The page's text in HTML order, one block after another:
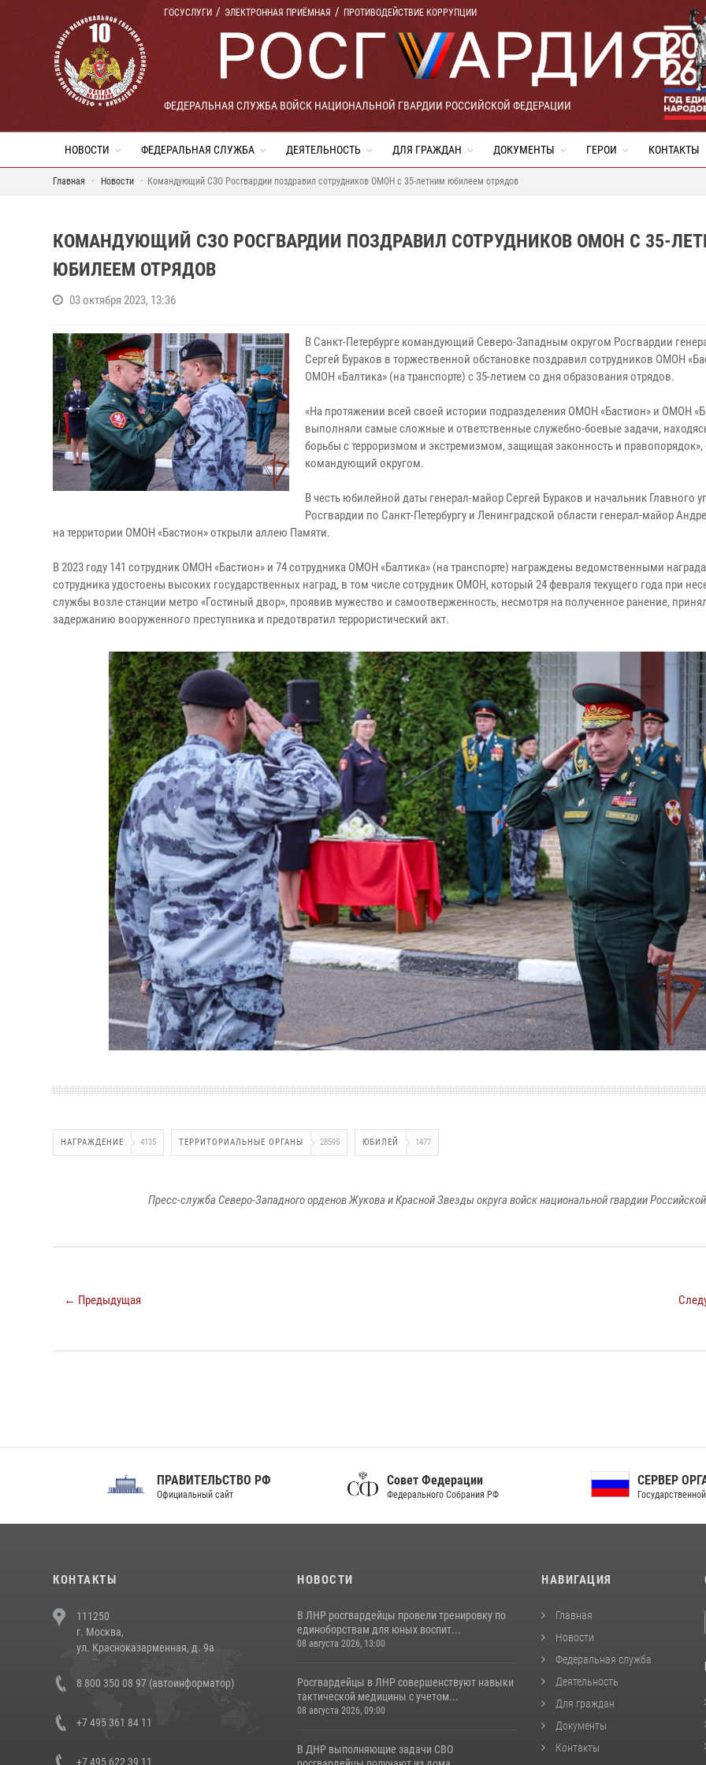
ГОСУСЛУГИ ЭЛЕКТРОННАЯ ПРИЁМНАЯ ПРОТИВОДЕЙСТВИЕ КОРРУПЦИИ
ФЕДЕРАЛЬНАЯ СЛУЖБА ВОЙСК НАЦИОНАЛЬНОЙ ГВАРДИИ РОССИЙСКОЙ ФЕДЕРАЦИИ
НОВОСТИ ФЕДЕРАЛЬНАЯ СЛУЖБА ДЕЯТЕЛЬНОСТЬ ДЛЯ ГРАЖДАН ДОКУМЕНТЫ ГЕРОИ КОНТАКТЫ
Главная Новости Командующий СЗО Росгвардии поздравил сотрудников ОМОН с 35-летним юбилеем отрядов
КОМАНДУЮЩИЙ СЗО РОСГВАРДИИ ПОЗДРАВИЛ СОТРУДНИКОВ ОМОН С 35-
ЮБИЛЕЕМ ОТРЯДОВ
03 октября 2023, 13:36
В Санкт-Петербурге командующий Северо-Западным округом Росгвардии
Сергей Бураков в торжественной обстановке поздравил сотрудников ОМОН
ОМОН «Балтика» (на транспорте) с 35-летием со дня образования отрядов.
«На протяжении всей своей истории подразделения ОМОН «Бастион» и ОМОН
выполняли самые сложные и ответственные служебно-боевые задачи,
борьбы с терроризмом и экстремизмом, защищая законность и правопорядок»,
командующий округом.
В честь юбилейной даты генерал-майор Сергей Бураков и начальник Главного
Росгвардии по Санкт-Петербургу и Ленинградской области генерал-майор
на территории ОМОН «Бастион» открыли аллею Памяти.
В 2023 году 141 сотрудник ОМОН «Бастион» и 74 сотрудника ОМОН «Балтика» (на транспорте) награждены ведомственными
сотрудника удостоены высоких государственных наград, в том числе сотрудник ОМОН, который 24 февраля текущего года при
службы возле станции метро «Гостиный двор», проявив мужество и самоотверженность, несмотря на полученное ранение,
задержанию вооруженного преступника и предотвратил террористический акт.
НАГРАЖДЕНИЕ 4135 ТЕРРИТОРИАЛЬНЫЕ ОРГАНЫ 28595 ЮБИЛЕЙ 1477
Пресс-служба Северо-Западного орденов Жукова и Красной Звезды округа войск национальной гвардии
← Предыдущая
ПРАВИТЕЛЬСТВО РФ
Официальный сайт
Совет Федерации
Федерального Собрания РФ
СЕРВЕР ОРГАНОВ
Государственной власти РФ
КОНТАКТЫ
111250
г. Москва,
ул. Красноказарменная, д. 9а
8 800 350 08 97 (автоинформатор)
+7 495 361 84 11
+7 495 622 39 11
НОВОСТИ
В ЛНР росгвардейцы провели тренировку по
единоборствам для юных воспит...
08 августа 2026, 13:00
Росгвардейцы в ЛНР совершенствуют навыки
тактической медицины с учетом...
08 августа 2026, 09:00
В ДНР выполняющие задачи СВО
НАВИГАЦИЯ
Главная
Новости
Федеральная служба
Деятельность
Для граждан
Документы
Контакты